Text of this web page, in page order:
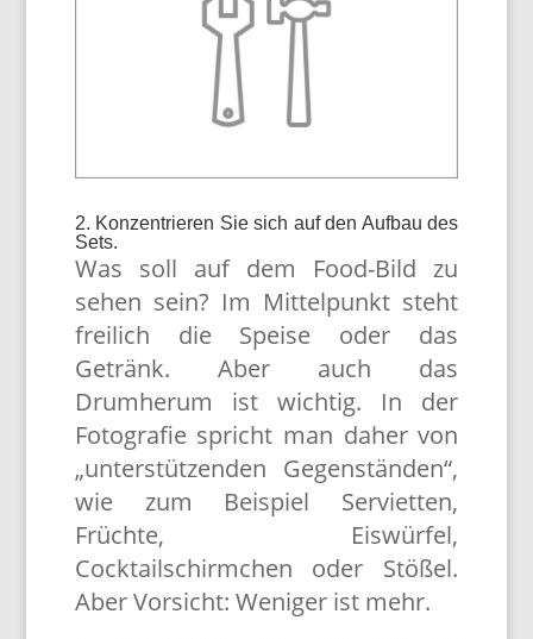
2. Konzentrieren Sie sich auf den Aufbau des
Sets.
Was soll auf dem Food-Bild zu
sehen sein? Im Mittelpunkt steht
freilich die Speise oder das
Getränk. Aber auch das
Drumherum ist wichtig. In der
Fotografie spricht man daher von
„unterstützenden Gegenständen“,
wie zum Beispiel Servietten,
Früchte, Eiswürfel,
Cocktailschirmchen oder Stößel.
Aber Vorsicht: Weniger ist mehr.